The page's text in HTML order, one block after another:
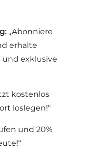
„Abonniere
erhalte
exklusive
kostenlos
loslegen!“
und 20%